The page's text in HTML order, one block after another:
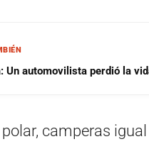
Un automovilista perdió la
camperas